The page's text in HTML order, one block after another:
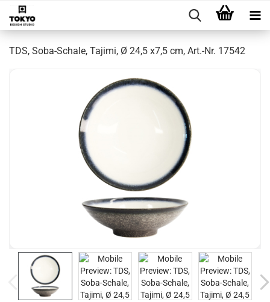
TDS, Soba-Schale, Tajimi, Ø 24,5 x7,5 cm, Art.-Nr. 17542